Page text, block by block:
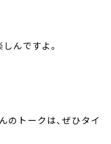
んですよ。
のトークは、ぜひタイ